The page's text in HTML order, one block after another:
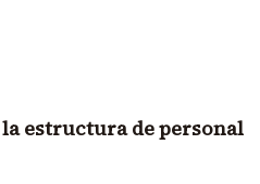
estructura de personal